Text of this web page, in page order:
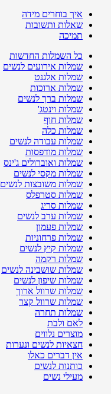
איך בוחרים מידה
שאלות ותשובות
תמיכה
כל השמלות החדשות
שמלות אירועים לנשים
שמלות אלגנט
שמלות ארוכות
שמלות ברך לנשים
שמלות וינטג'
שמלות חוף
שמלות כלה
שמלות עבודה לנשים
שמלות מודפסות
שמלות ואוברולים ג'ינס
שמלות מקסי לנשים
שמלות משובצות לנשים
שמלות סטרפלס
שמלות סריג
שמלות ערב לנשים
שמלות פעמון
שמלות פרחוניות
שמלות קיץ לנשים
שמלות רקמה
שמלות שושבינה לנשים
שמלות שיפון לנשים
שמלות שרוול ארוך
שמלות שרוול קצר
שמלות תחרה
לאם ולבת
מוצרים נלווים
חצאיות לנשים ונערות
אין דברים כאלו
כותנות לנשים
מעילי נשים